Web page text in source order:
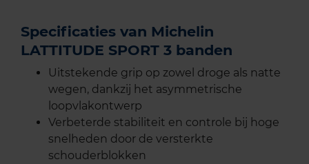
Specificaties van Michelin
LATTITUDE SPORT 3 banden
Uitstekende grip op zowel droge als natte
wegen, dankzij het asymmetrische
loopvlakontwerp
Verbeterde stabiliteit en controle bij hoge
snelheden door de versterkte
schouderblokken